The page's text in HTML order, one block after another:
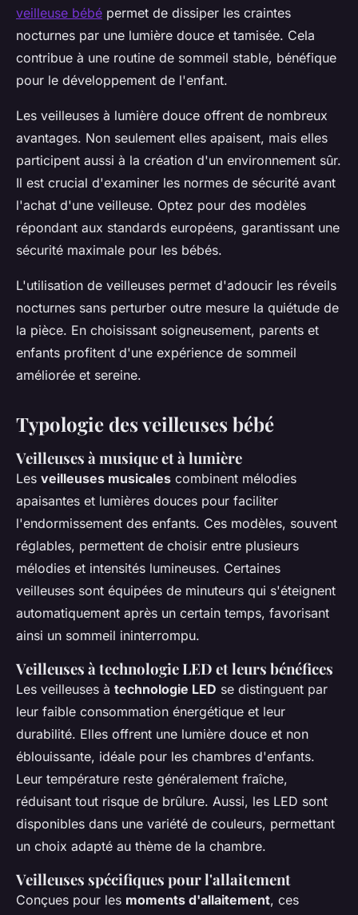
veilleuse bébé permet de dissiper les craintes
nocturnes par une lumière douce et tamisée. Cela
contribue à une routine de sommeil stable, bénéfique
pour le développement de l'enfant.
Les veilleuses à lumière douce offrent de nombreux
avantages. Non seulement elles apaisent, mais elles
participent aussi à la création d'un environnement sûr.
Il est crucial d'examiner les normes de sécurité avant
l'achat d'une veilleuse. Optez pour des modèles
répondant aux standards européens, garantissant une
sécurité maximale pour les bébés.
L'utilisation de veilleuses permet d'adoucir les réveils
nocturnes sans perturber outre mesure la quiétude de
la pièce. En choisissant soigneusement, parents et
enfants profitent d'une expérience de sommeil
améliorée et sereine.
Typologie des veilleuses bébé
Veilleuses à musique et à lumière
Les veilleuses musicales combinent mélodies
apaisantes et lumières douces pour faciliter
l'endormissement des enfants. Ces modèles, souvent
réglables, permettent de choisir entre plusieurs
mélodies et intensités lumineuses. Certaines
veilleuses sont équipées de minuteurs qui s'éteignent
automatiquement après un certain temps, favorisant
ainsi un sommeil ininterrompu.
Veilleuses à technologie LED et leurs bénéfices
Les veilleuses à technologie LED se distinguent par
leur faible consommation énergétique et leur
durabilité. Elles offrent une lumière douce et non
éblouissante, idéale pour les chambres d'enfants.
Leur température reste généralement fraîche,
réduisant tout risque de brûlure. Aussi, les LED sont
disponibles dans une variété de couleurs, permettant
un choix adapté au thème de la chambre.
Veilleuses spécifiques pour l'allaitement
Conçues pour les moments d'allaitement, ces